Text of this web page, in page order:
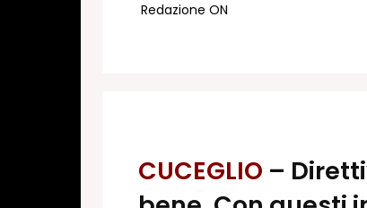
Redazione ON
CUCEGLIO –